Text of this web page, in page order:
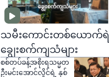
သမီးကောင်းတစ်ယောက်ရဲ့
ချွေးစက်ကျသံများ
စစ်တပ်ခန့်အစိုးရသမ္မတ
ဦးမင်းအောင်လှိုင်ရဲ့ နှစ်